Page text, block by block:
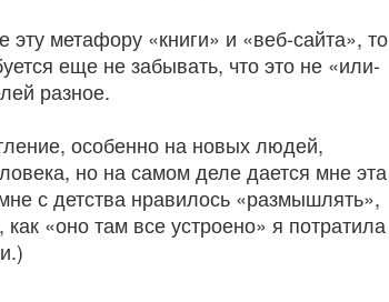
метафору «книги» и «веб-сайта», то
еще не забывать, что это не «или-
разное.
особенно на новых людей,
но на самом деле дается мне эта
с детства нравилось «размышлять»,
«оно там все устроено» я потратила